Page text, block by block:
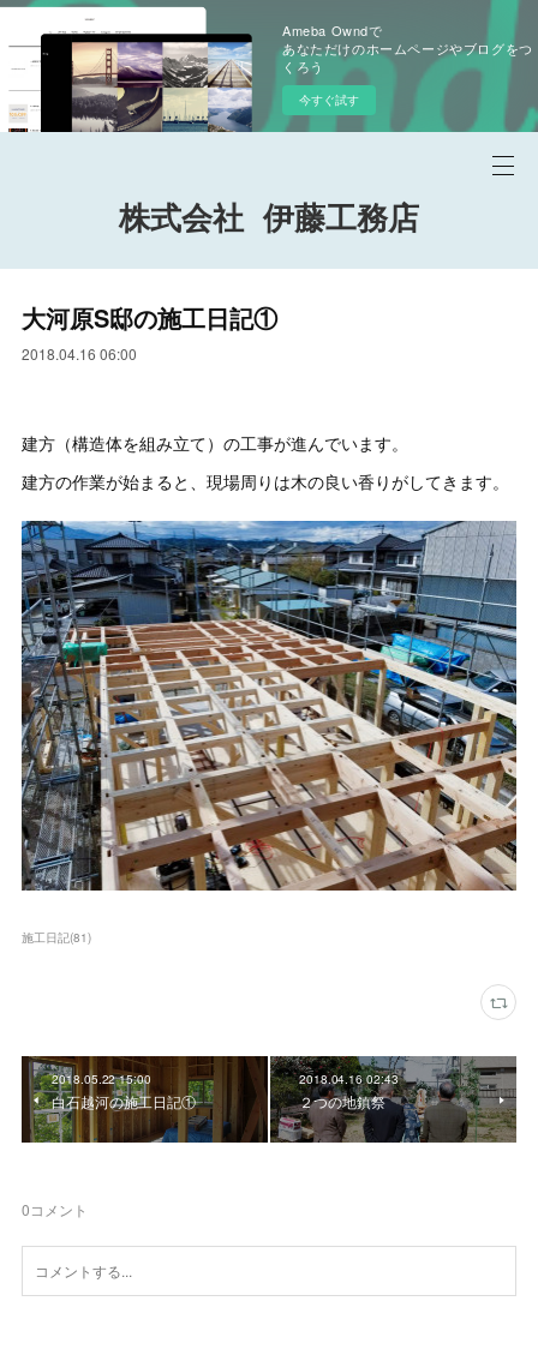
Ameba Owndで
あなただけのホームページやブログをつ
くろう
今すぐ試す
株式会社 伊藤工務店
大河原S邸の施工日記①
2018.04.16 06:00
建方（構造体を組み立て）の工事が進んでいます。
建方の作業が始まると、現場周りは木の良い香りがしてきます。
施工日記(81)
2018.05.22 15:00
白石越河の施工日記①
2018.04.16 02:43
２つの地鎮祭
0コメント